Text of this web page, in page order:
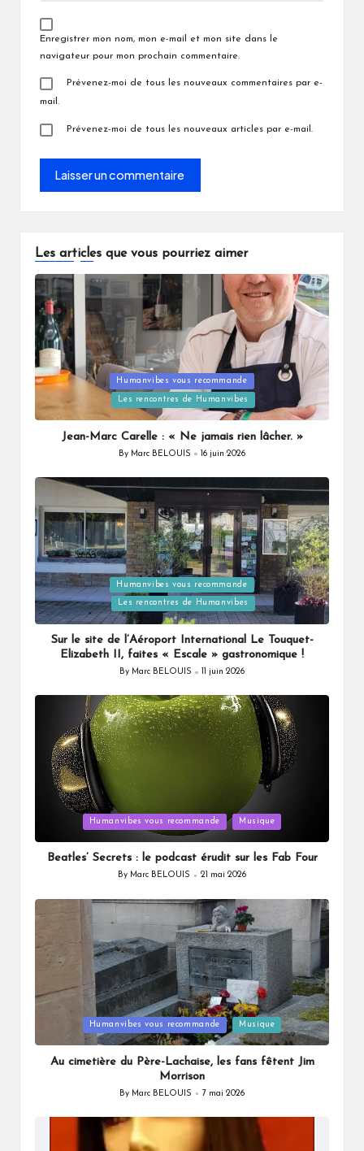
Enregistrer mon nom, mon e-mail et mon site dans le
navigateur pour mon prochain commentaire.
Prévenez-moi de tous les nouveaux commentaires par e-
mail.
Prévenez-moi de tous les nouveaux articles par e-mail.
Les articles que vous pourriez aimer
Posted
Humanvibes vous recommande
Les rencontres de Humanvibes
Jean-Marc Carelle : « Ne jamais rien lâcher. »
Posted
By Marc BELOUIS 16 juin 2026
Posted
in
Humanvibes vous recommande
Les rencontres de Humanvibes
Sur le site de l’Aéroport International Le Touquet-
Elizabeth II, faites « Escale » gastronomique !
Posted
By Marc BELOUIS 11 juin 2026
Humanvibes vous recommande Musique
Beatles’ Secrets : le podcast érudit sur les Fab Four
Posted
By Marc BELOUIS 21 mai 2026
Humanvibes vous recommande Musique
Au cimetière du Père-Lachaise, les fans fêtent Jim
Morrison
Posted
By Marc BELOUIS 7 mai 2026